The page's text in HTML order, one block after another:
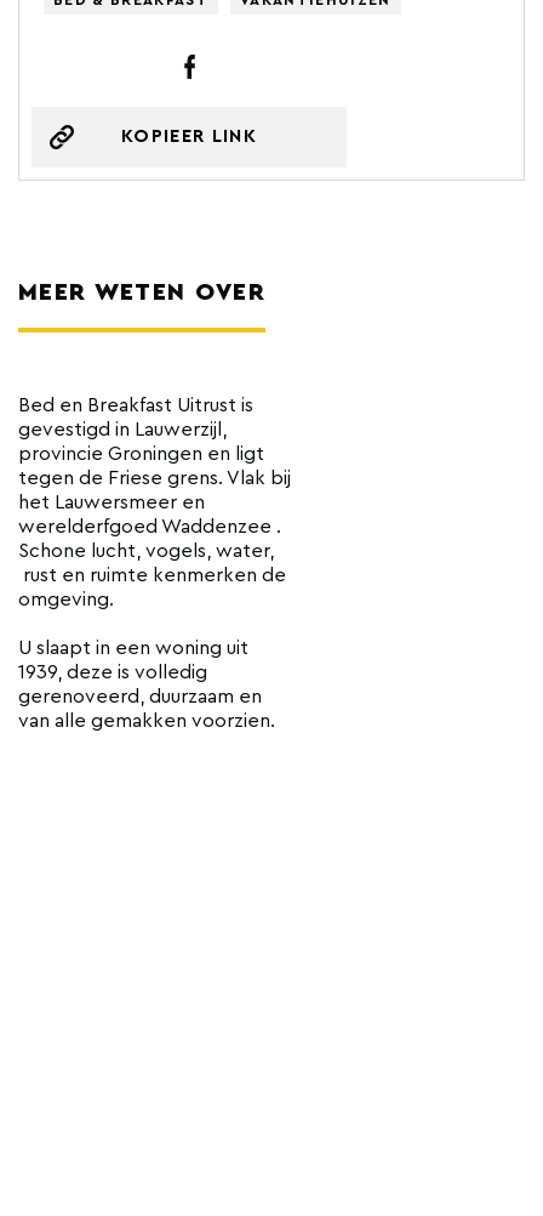
KOPIEER LINK
MEER WETEN OVER
Bed en Breakfast Uitrust is
gevestigd in Lauwerzijl,
provincie Groningen en ligt
tegen de Friese grens. Vlak bij
het Lauwersmeer en
werelderfgoed Waddenzee .
Schone lucht, vogels, water,
rust en ruimte kenmerken de
omgeving.
U slaapt in een woning uit
1939, deze is volledig
gerenoveerd, duurzaam en
van alle gemakken voorzien.